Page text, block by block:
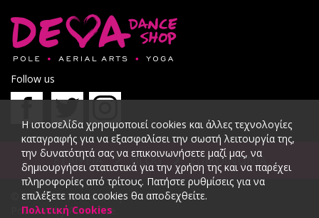
Follow us
ΕΤΑΙΡΕΙΑ BLOG ΕΠΙΚΟΙΝΩΝΙΑ
© 2026 DevaDanceShop.
Powered by PowerSite
Η ιστοσελίδα χρησιμοποιεί cookies και άλλες τεχνολογίες
καταγραφής για να εξασφαλίσει την σωστή λειτουργία της,
την δυνατότητά σας να επικοινωνήσετε μαζί μας, να
δημιουργήσει στατιστικά για την χρήση της και να παρέχει
πληροφορίες από τρίτους. Πατήστε ρυθμίσεις για να
επιλέξετε ποια cookies θα αποδεχθείτε.
Πολιτική Cookies